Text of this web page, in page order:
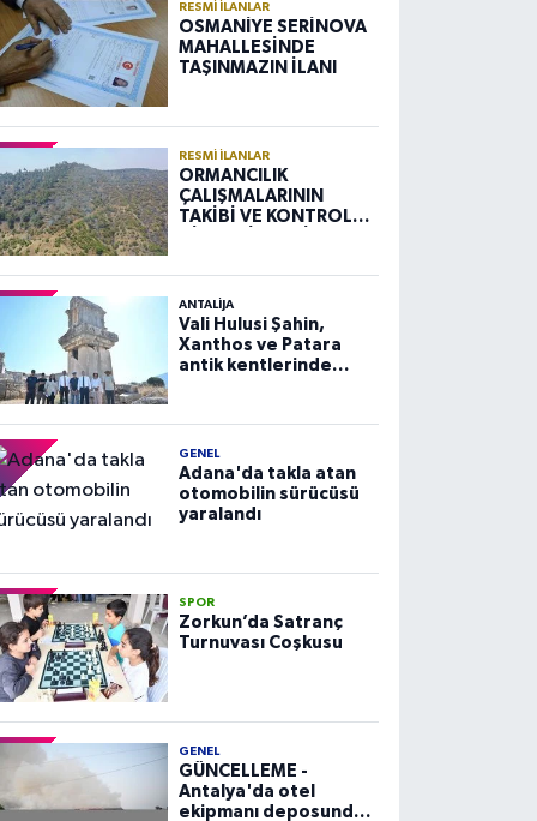
RESMI İLANLAR
OSMANİYE SERİNOVA
MAHALLESİNDE
TAŞINMAZIN İLANI
RESMI İLANLAR
ORMANCILIK
ÇALIŞMALARININ
TAKİBİ VE KONTROLÜ
ANTALIJA
Vali Hulusi Şahin,
Xanthos ve Patara
antik kentlerinde
GENEL
Adana'da takla atan
otomobilin sürücüsü
yaralandı
SPOR
Zorkun’da Satranç
Turnuvası Coşkusu
GENEL
GÜNCELLEME -
Antalya'da otel
ekipmanı deposunda